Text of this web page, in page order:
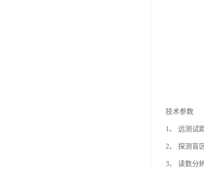
技术参数
1、 远测试
2、 探测
3、 读数